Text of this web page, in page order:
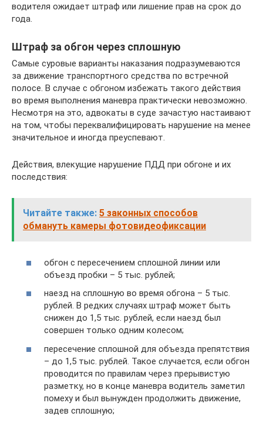
водителя ожидает штраф или лишение прав на срок до
года.
Штраф за обгон через сплошную
Самые суровые варианты наказания подразумеваются
за движение транспортного средства по встречной
полосе. В случае с обгоном избежать такого действия
во время выполнения маневра практически невозможно.
Несмотря на это, адвокаты в суде зачастую настаивают
на том, чтобы переквалифицировать нарушение на менее
значительное и иногда преуспевают.
Действия, влекущие нарушение ПДД при обгоне и их
последствия:
Читайте также: 5 законных способов
обмануть камеры фотовидеофиксации
обгон с пересечением сплошной линии или
объезд пробки – 5 тыс. рублей;
наезд на сплошную во время обгона – 5 тыс.
рублей. В редких случаях штраф может быть
снижен до 1,5 тыс. рублей, если наезд был
совершен только одним колесом;
пересечение сплошной для объезда препятствия
– до 1,5 тыс. рублей. Такое случается, если обгон
проводится по правилам через прерывистую
разметку, но в конце маневра водитель заметил
помеху и был вынужден продолжить движение,
задев сплошную;